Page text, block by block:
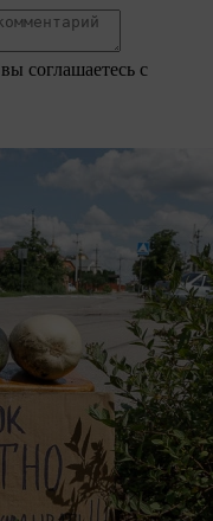
соглашаетесь с